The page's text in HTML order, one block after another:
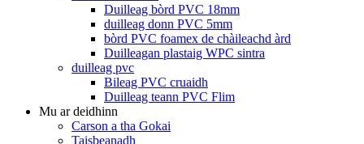
Duilleag bòrd PVC 18mm
duilleag donn PVC 5mm
bòrd PVC foamex de chàileachd àrd
Duilleagan plastaig WPC sintra
duilleag pvc
Bileag PVC cruaidh
Duilleag teann PVC Flim
Mu ar deidhinn
Carson a tha Gokai
Taisbeanadh